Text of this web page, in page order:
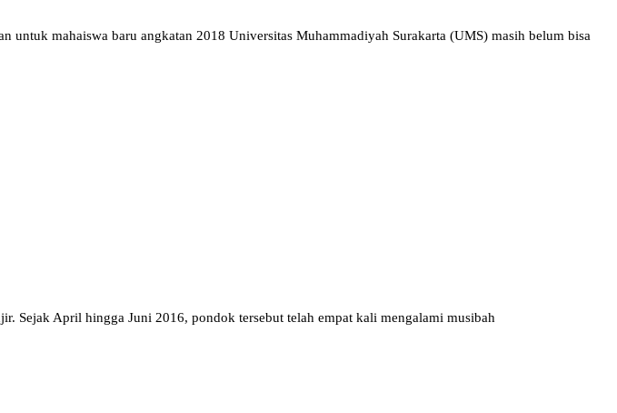
mahaiswa baru angkatan 2018 Universitas Muhammadiyah Surakarta (UMS) masih belum bisa
Sejak April hingga Juni 2016, pondok tersebut telah empat kali mengalami musibah